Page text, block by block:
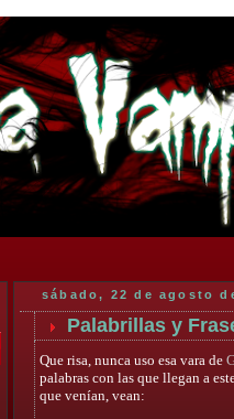
sábado, 22 de agosto
Palabrillas y
Que risa, nunca uso esa vara de
palabras con las que llegan a
que venían, vean: